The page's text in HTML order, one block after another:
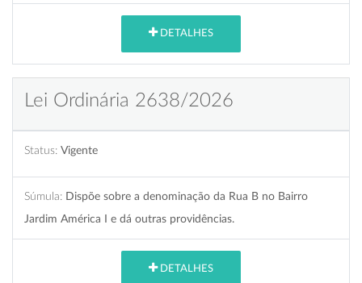
DETALHES
Lei Ordinária 2638/2026
Status: Vigente
Súmula: Dispõe sobre a denominação da Rua B no Bairro
Jardim América I e dá outras providências.
DETALHES